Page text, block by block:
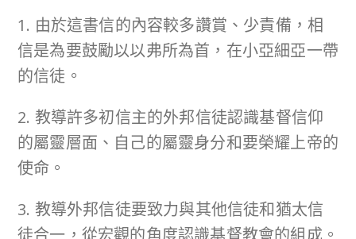
1. 由於這書信的內容較多讚賞、少責備，相
信是為要鼓勵以以弗所為首，在小亞細亞一帶
的信徒。
2. 教導許多初信主的外邦信徒認識基督信仰
的屬靈層面、自己的屬靈身分和要榮耀上帝的
使命。
3. 教導外邦信徒要致力與其他信徒和猶太信
徒合一，從宏觀的角度認識基督教會的組成。